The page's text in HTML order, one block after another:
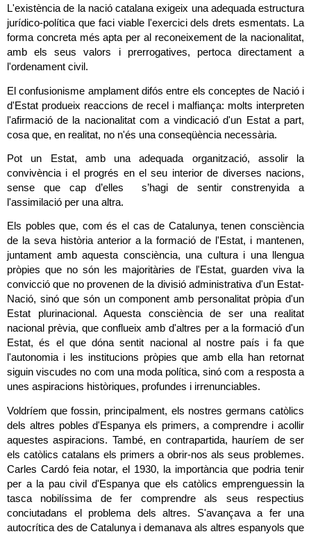
L'existència de la nació catalana exigeix una adequada estructura
jurídico-política que faci viable l'exercici dels drets esmentats. La
forma concreta més apta per al reconeixement de la nacionalitat,
amb els seus valors i prerrogatives, pertoca directament a
l'ordenament civil.
El confusionisme amplament difós entre els conceptes de Nació i
d'Estat produeix reaccions de recel i malfiança: molts interpreten
l'afirmació de la nacionalitat com a vindicació d'un Estat a part,
cosa que, en realitat, no n'és una conseqüència necessària.
Pot un Estat, amb una adequada organització, assolir la
convivència i el progrés en el seu interior de diverses nacions,
sense que cap d’elles  s’hagi de sentir constrenyida a
l'assimilació per una altra.
Els pobles que, com és el cas de Catalunya, tenen consciència
de la seva història anterior a la formació de l'Estat, i mantenen,
juntament amb aquesta consciència, una cultura i una llengua
pròpies que no són les majoritàries de l'Estat, guarden viva la
convicció que no provenen de la divisió administrativa d'un Estat-
Nació, sinó que són un component amb personalitat pròpia d'un
Estat plurinacional. Aquesta consciència de ser una realitat
nacional prèvia, que conflueix amb d'altres per a la formació d'un
Estat, és el que dóna sentit nacional al nostre país i fa que
l'autonomia i les institucions pròpies que amb ella han retornat
siguin viscudes no com una moda política, sinó com a resposta a
unes aspiracions històriques, profundes i irrenunciables.
Voldríem que fossin, principalment, els nostres germans catòlics
dels altres pobles d'Espanya els primers, a comprendre i acollir
aquestes aspiracions. També, en contrapartida, hauríem de ser
els catòlics catalans els primers a obrir-nos als seus problemes.
Carles Cardó feia notar, el 1930, la importància que podria tenir
per a la pau civil d'Espanya que els catòlics emprenguessin la
tasca nobilíssima de fer comprendre als seus respectius
conciutadans el problema dels altres. S'avançava a fer una
autocrítica des de Catalunya i demanava als altres espanyols que